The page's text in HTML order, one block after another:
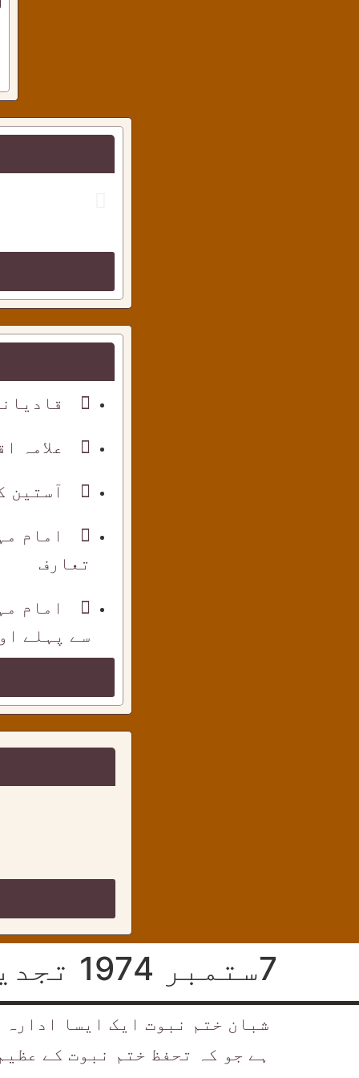
علامہ
آستین
امام
تعارف
امام
سے پہلے
7ستمبر 1974 تجدید وفا کا دن
شبان ختم نبوت ایک ایسا ادارہ
ہے جو کہ تحفظ ختم نبوت کے